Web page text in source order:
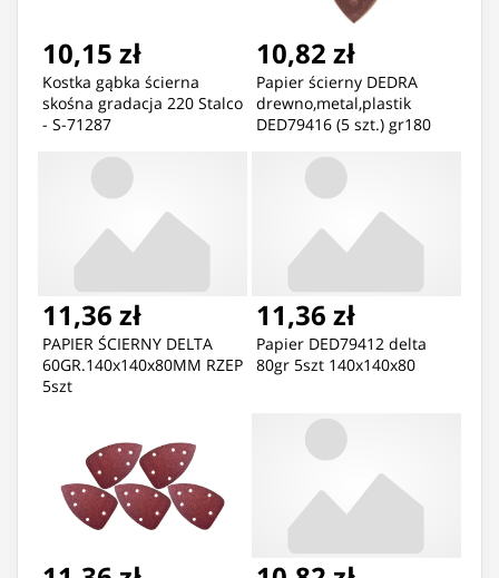
10,15 zł
Kostka gąbka ścierna
skośna gradacja 220 Stalco
- S-71287
10,82 zł
Papier ścierny DEDRA
drewno,metal,plastik
DED79416 (5 szt.) gr180
11,36 zł
PAPIER ŚCIERNY DELTA
60GR.140x140x80MM RZEP
5szt
11,36 zł
Papier DED79412 delta
80gr 5szt 140x140x80